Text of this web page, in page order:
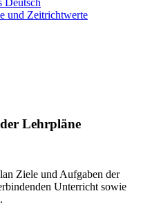
und Zeitrichtwerte
Lehrpläne
Ziele und Aufgaben der
Unterricht sowie